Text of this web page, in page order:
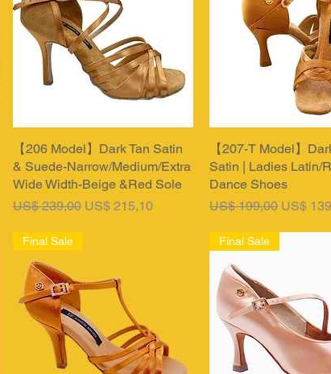
Snel overzicht
【206 Model】Dark Tan Satin
& Suede-Narrow/Medium/Extra
Wide Width-Beige &Red Sole
Normale prijs
US$ 239,00 Verkoopprijs
US$ 215,10
Snel
【207-T Model】
Satin | Ladies Latin/
Dance Shoes
Normale prijs
US$ 199,00 US$
Final Sale Final Sale